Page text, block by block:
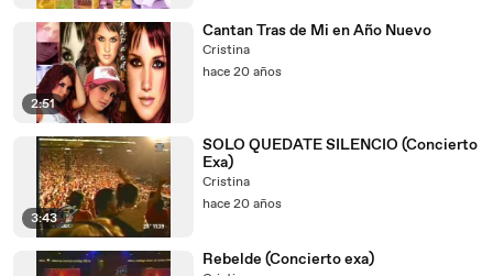
2:51
Cantan Tras de Mi en Año Nuevo
Cristina
hace 20 años
3:43
SOLO QUEDATE SILENCIO (Concierto
Exa)
Cristina
hace 20 años
Rebelde (Concierto exa)